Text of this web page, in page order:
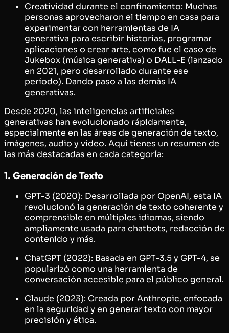
Creatividad durante el confinamiento: Muchas
personas aprovecharon el tiempo en casa para
experimentar con herramientas de IA
generativa para escribir historias, programar
aplicaciones o crear arte, como fue el caso de
Jukebox (música generativa) o DALL-E (lanzado
en 2021, pero desarrollado durante ese
período). Dando paso a las demás IA
generativas.
Desde 2020, las inteligencias artificiales
generativas han evolucionado rápidamente,
especialmente en las áreas de generación de texto,
imágenes, audio y video. Aquí tienes un resumen de
las más destacadas en cada categoría:
1. Generación de Texto
GPT-3 (2020): Desarrollada por OpenAI, esta IA
revolucionó la generación de texto coherente y
comprensible en múltiples idiomas, siendo
ampliamente usada para chatbots, redacción de
contenido y más.
ChatGPT (2022): Basada en GPT-3.5 y GPT-4, se
popularizó como una herramienta de
conversación accesible para el público general.
Claude (2023): Creada por Anthropic, enfocada
en la seguridad y en generar texto con mayor
precisión y ética.